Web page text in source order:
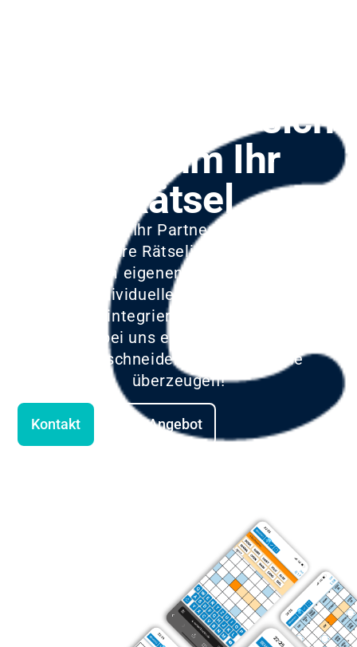
Bei uns dreht sich
alles um Ihr
Rätsel
Wir sind Ihr Partner für online
spielbare Rätselinhalte! Ob in
unserem eigenen Spieleportal für
den individuellen Spielspaß oder
nahtlos integriert in Ihre Website –
bei uns erwarten Sie
maßgeschneiderte Lösungen, die
überzeugen!
Kontakt Unser Angebot